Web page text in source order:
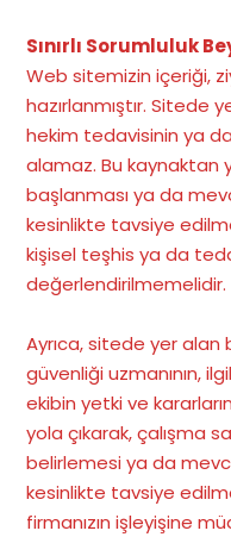
Sınırlı Sorumluluk
Web sitemizin içeriği,
hazırlanmıştır. Sitede
hekim tedavisinin ya
alamaz. Bu kaynaktan
başlanması ya da
kesinlikte tavsiye
kişisel teşhis ya da
değerlendirilmemelidir.
Ayrıca, sitede yer alan
güvenliği uzmanının,
ekibin yetki ve
yola çıkarak, çalışma
belirlemesi ya da
kesinlikte tavsiye
firmanızın işleyişine